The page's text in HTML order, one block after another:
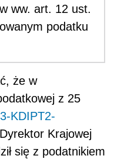
ww. art. 12 ust.
podatku
że w
z 25
KDIPT2-
Krajowej
się z podatnikiem